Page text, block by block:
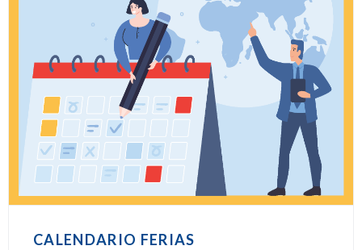
CALENDARIO FERIAS